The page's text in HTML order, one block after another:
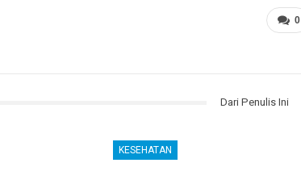
0
Dari Penulis Ini
KESEHATAN